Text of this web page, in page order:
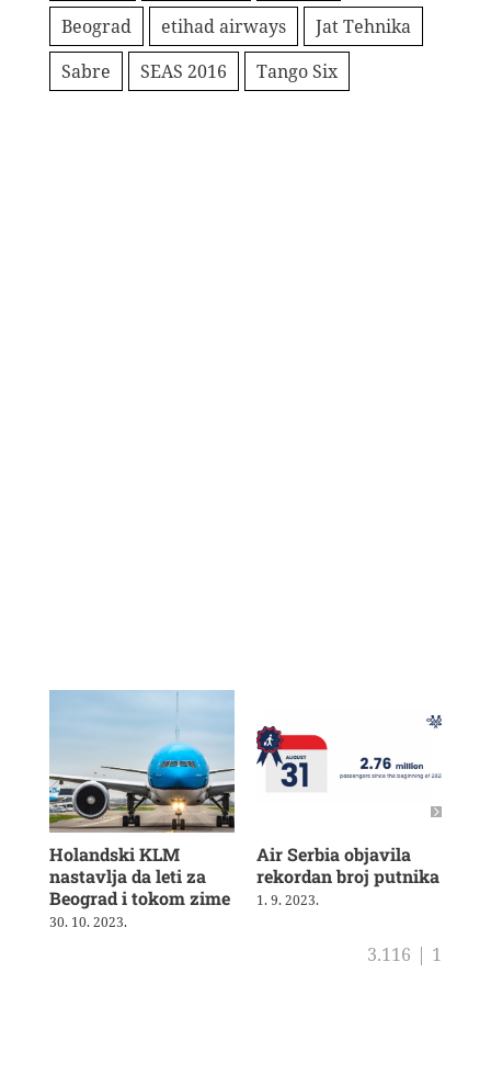
Beograd etihad airways
Jat Tehnika
Sabre
SEAS 2016 Tango Six
Holandski KLM
nastavlja da leti za
Beograd i tokom zime
30. 10. 2023.
Air Serbia objavila
rekordan broj putnika
1. 9. 2023.
3.116 | 1